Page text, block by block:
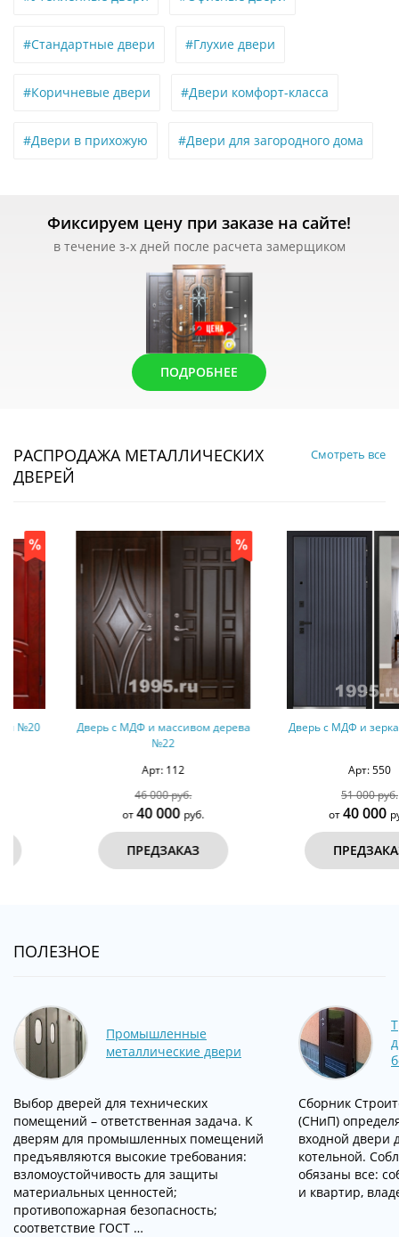
#Стандартные двери #Глухие двери
#Коричневые двери #Двери комфорт-класса
#Двери в прихожую #Двери для загородного дома
Фиксируем цену при заказе на сайте!
в течение з-х дней после расчета замерщиком
ПОДРОБНЕЕ
РАСПРОДАЖА МЕТАЛЛИЧЕСКИХ
ДВЕРЕЙ
Смотреть все
Дверь с МДФ и массивом дерева
40 000руб.
ПРЕДЗАКАЗ
Дверь с МДФ и зеркалом №158
40 000руб.
ПРЕДЗАКАЗ
ПОЛЕЗНОЕ
Промышленные
металлические двери
Выбор дверей для технических
помещений – ответственная задача. К
дверям для промышленных помещений
предъявляются высокие требования:
взломоустойчивость для защиты
материальных ценностей;
противопожарная безопасность;
соответствие ГОСТ …
Сборник
(СНиП)
входной двери
котельной.
обязаны все:
и квартир,